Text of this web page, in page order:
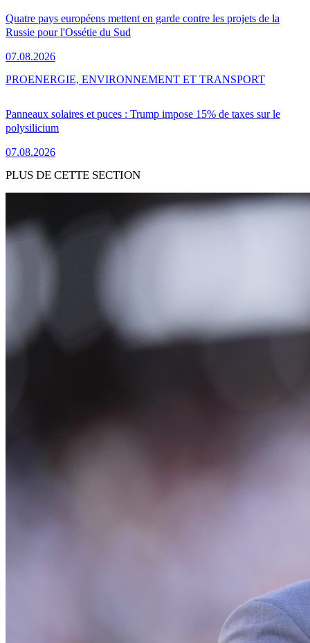
Quatre pays européens mettent en garde contre les projets de la
Russie pour l'Ossétie du Sud
07.08.2026
Panneaux solaires et puces : Trump impose 15% de taxes sur le
polysilicium
07.08.2026
PROENERGIE, ENVIRONNEMENT ET TRANSPORT
PLUS DE CETTE SECTION